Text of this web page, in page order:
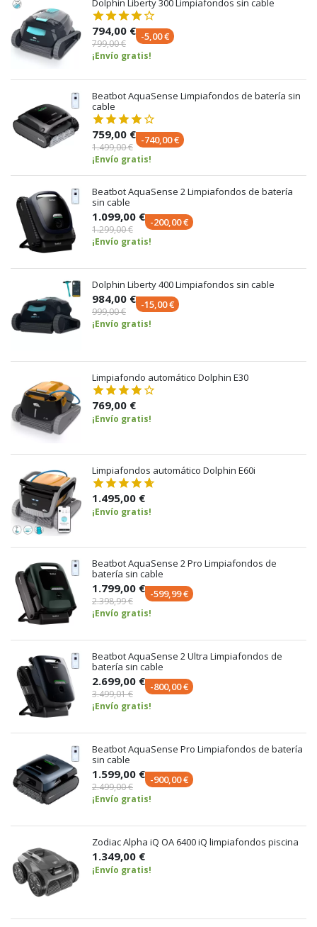
Dolphin Liberty 300 Limpiafondos sin cable
794,00 €
799,00 €
-5,00 €
¡Envío gratis!
Beatbot AquaSense Limpiafondos de batería sin
cable
759,00 €
1.499,00 €
-740,00 €
¡Envío gratis!
Beatbot AquaSense 2 Limpiafondos de batería
sin cable
1.099,00 €
1.299,00 €
-200,00 €
¡Envío gratis!
Dolphin Liberty 400 Limpiafondos sin cable
984,00 €
999,00 €
-15,00 €
¡Envío gratis!
Limpiafondo automático Dolphin E30
769,00 €
¡Envío gratis!
Limpiafondos automático Dolphin E60i
1.495,00 €
¡Envío gratis!
Beatbot AquaSense 2 Pro Limpiafondos de
batería sin cable
1.799,00 €
2.398,99 €
-599,99 €
¡Envío gratis!
Beatbot AquaSense 2 Ultra Limpiafondos de
batería sin cable
2.699,00 €
3.499,01 €
-800,00 €
¡Envío gratis!
Beatbot AquaSense Pro Limpiafondos de batería
sin cable
1.599,00 €
2.499,00 €
-900,00 €
¡Envío gratis!
Zodiac Alpha iQ OA 6400 iQ limpiafondos piscina
1.349,00 €
¡Envío gratis!